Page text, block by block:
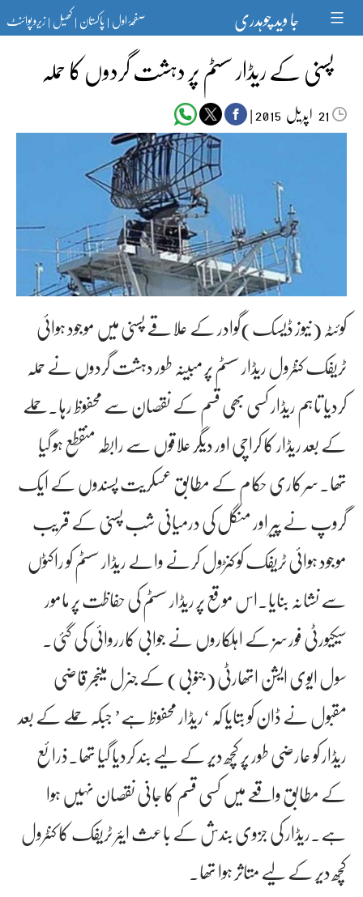
content جا وید چوہدری صفحۂ اول|پاکستان|کھیل|زیرو پوائنٹ
پسنی کے ریڈار سسٹم پر دہشت گردوں کا حملہ
21 اپریل‬‮ |
کوئٹہ (نیوز ڈیسک)گوادر کے علاقے پسنی میں موجود ہوائی
ٹریفک کنٹرول ریڈار سسٹم پر مبینہ طور دہشت گردوں نے حملہ
کردیا تاہم ریڈار کسی بھی قسم کے نقصان سے محفوظ رہا۔حملے
کے بعد ریڈار کا کراچی اور دیگر علاقوں سے رابطہ منقطع ہو گیا
تھا۔سرکاری حکام کے مطابق عسکریت پسندوں کے ایک
گروپ نے پیر اور منگل کی درمیانی شب پسنی کے قریب
موجود ہوائی ٹریفک کو کنڑول کرنے والے ریڈار سسٹم کو راکٹوں
سے نشانہ بنایا۔اس موقع پر ریڈار سسٹم کی حفاظت پر مامور
سیکیورٹی فورسز کے اہلکاروں نے جوابی کارروائی کی گئی۔
سول ایوی ایشن اتھارٹی (جنوبی) کے جنرل مینجر قاضی
مقبول نے ڈان کو بتایا کہ ‘ریڈار محفوظ ہے’ جبکہ حملے کے بعد
ریڈار کو عارضی طور پر کچھ دیر کے لیے بند کردیا گیا تھا۔ذرائع
کے مطابق واقعے میں کسی قسم کا جانی نقصان نہیں ہوا
ہے۔ریڈار کی جزوی بندش کے باعث ایئر ٹریفک کا کنٹرول
کچھ دیر کے لیے متاثر ہوا تھا۔